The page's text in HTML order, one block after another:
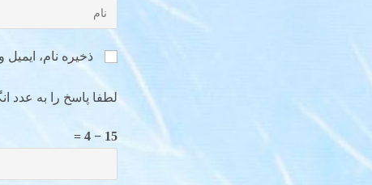
ذخیره نام،
لطفا پاسخ را به عدد
15 − 4 =